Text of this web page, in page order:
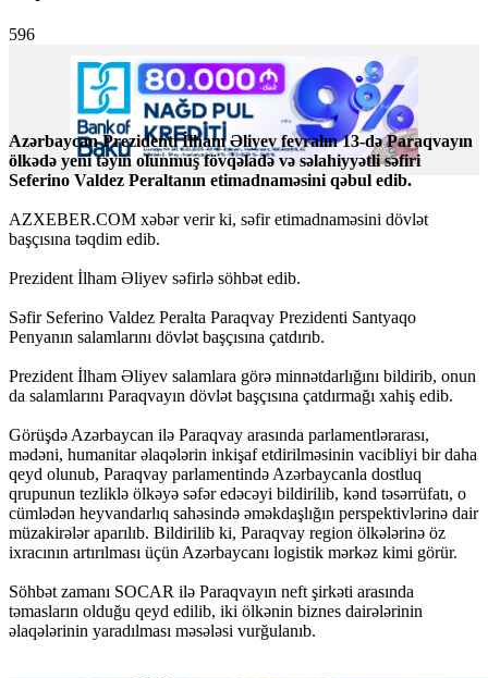
596
Azərbaycan Prezidenti İlham Əliyev fevralın 13-də Paraqvayın
ölkədə yeni təyin olunmuş fövqəladə və səlahiyyətli səfiri
Seferino Valdez Peraltanın etimadnaməsini qəbul edib.
AZXEBER.COM xəbər verir ki, səfir etimadnaməsini dövlət
başçısına təqdim edib.
Prezident İlham Əliyev səfirlə söhbət edib.
Səfir Seferino Valdez Peralta Paraqvay Prezidenti Santyaqo
Penyanın salamlarını dövlət başçısına çatdırıb.
Prezident İlham Əliyev salamlara görə minnətdarlığını bildirib, onun
da salamlarını Paraqvayın dövlət başçısına çatdırmağı xahiş edib.
Görüşdə Azərbaycan ilə Paraqvay arasında parlamentlərarası,
mədəni, humanitar əlaqələrin inkişaf etdirilməsinin vacibliyi bir daha
qeyd olunub, Paraqvay parlamentində Azərbaycanla dostluq
qrupunun tezliklə ölkəyə səfər edəcəyi bildirilib, kənd təsərrüfatı, o
cümlədən heyvandarlıq sahəsində əməkdaşlığın perspektivlərinə dair
müzakirələr aparılıb. Bildirilib ki, Paraqvay region ölkələrinə öz
ixracının artırılması üçün Azərbaycanı logistik mərkəz kimi görür.
Söhbət zamanı SOCAR ilə Paraqvayın neft şirkəti arasında
təmasların olduğu qeyd edilib, iki ölkənin biznes dairələrinin
əlaqələrinin yaradılması məsələsi vurğulanıb.